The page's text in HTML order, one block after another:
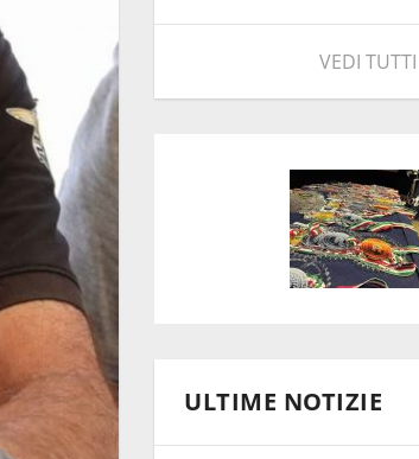
VEDI TUTTI
ULTIME NOTIZIE